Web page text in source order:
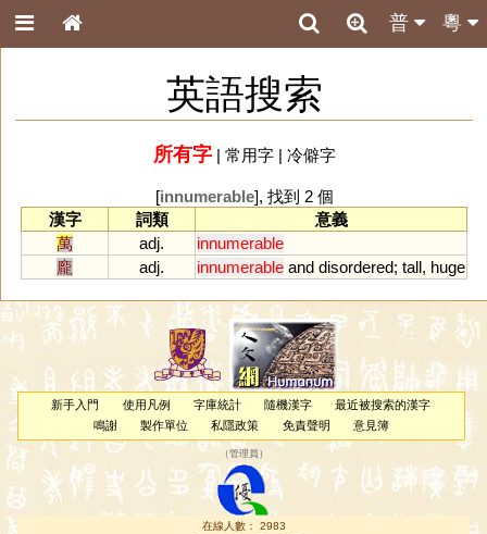
粵
普
英語搜索
所有字| 常用字| 冷僻字
[innumerable], 找到 2 個
漢字
詞類
意義
萬
adj.
innumerable
龐
adj. innumerable and disordered; tall, huge
新手入門 使用凡例 字庫統計 隨機漢字
最近被搜索的漢字
鳴謝
製作單位 私隱政策 免責聲明 意見簿
（管理員 ）
在線人數： 2983